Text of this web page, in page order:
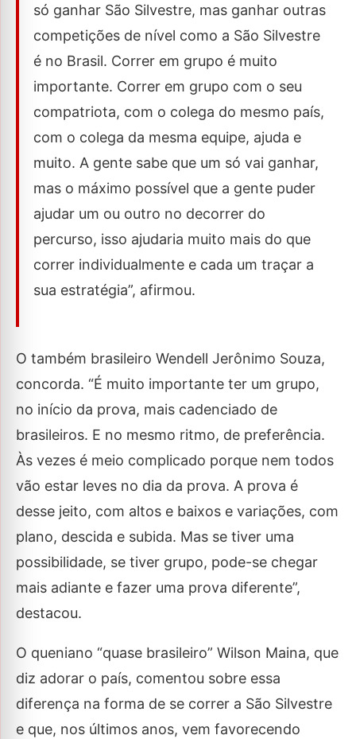
só ganhar São Silvestre, mas ganhar outras
competições de nível como a São Silvestre
é no Brasil. Correr em grupo é muito
importante. Correr em grupo com o seu
compatriota, com o colega do mesmo país,
com o colega da mesma equipe, ajuda e
muito. A gente sabe que um só vai ganhar,
mas o máximo possível que a gente puder
ajudar um ou outro no decorrer do
percurso, isso ajudaria muito mais do que
correr individualmente e cada um traçar a
sua estratégia”, afirmou.
O também brasileiro Wendell Jerônimo Souza,
concorda. “É muito importante ter um grupo,
no início da prova, mais cadenciado de
brasileiros. E no mesmo ritmo, de preferência.
Às vezes é meio complicado porque nem todos
vão estar leves no dia da prova. A prova é
desse jeito, com altos e baixos e variações, com
plano, descida e subida. Mas se tiver uma
possibilidade, se tiver grupo, pode-se chegar
mais adiante e fazer uma prova diferente”,
destacou.
O queniano “quase brasileiro” Wilson Maina, que
diz adorar o país, comentou sobre essa
diferença na forma de se correr a São Silvestre
e que, nos últimos anos, vem favorecendo